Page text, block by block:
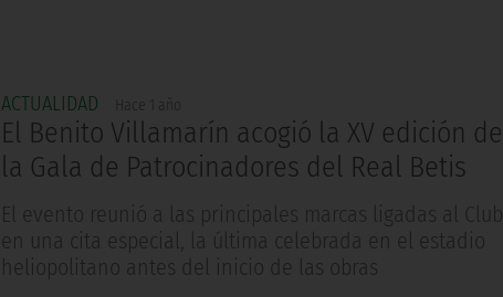
ACTUALIDAD Hace 1 año
El Benito Villamarín acogió la XV edición de
la Gala de Patrocinadores del Real Betis
El evento reunió a las principales marcas ligadas al Club
en una cita especial, la última celebrada en el estadio
heliopolitano antes del inicio de las obras